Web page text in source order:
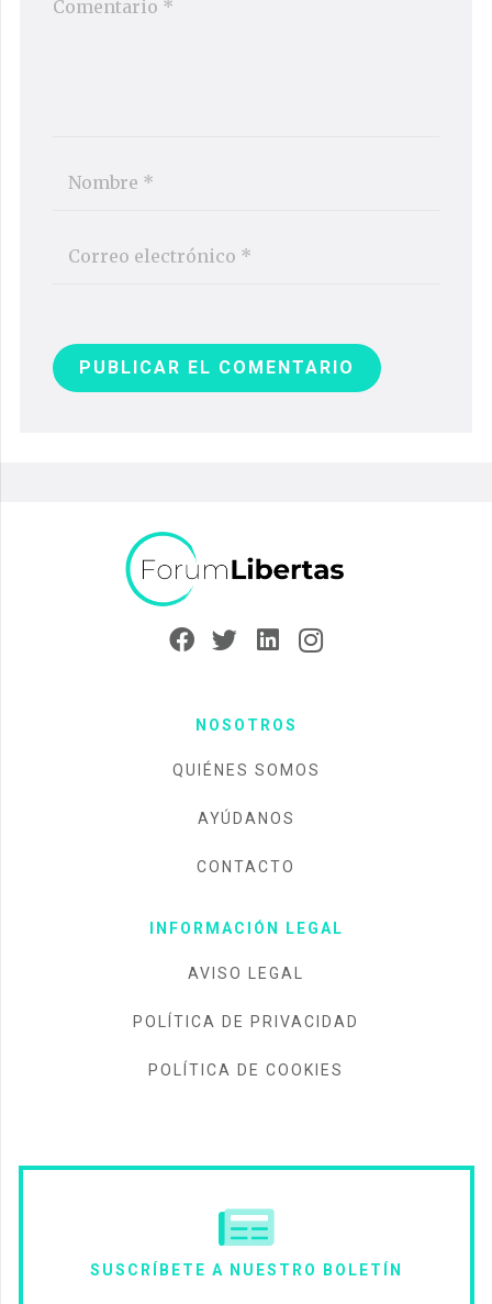
PUBLICAR EL COMENTARIO
NOSOTROS
QUIÉNES SOMOS
AYÚDANOS
CONTACTO
INFORMACIÓN LEGAL
AVISO LEGAL
POLÍTICA DE PRIVACIDAD
POLÍTICA DE COOKIES
SUSCRÍBETE A NUESTRO BOLETÍN